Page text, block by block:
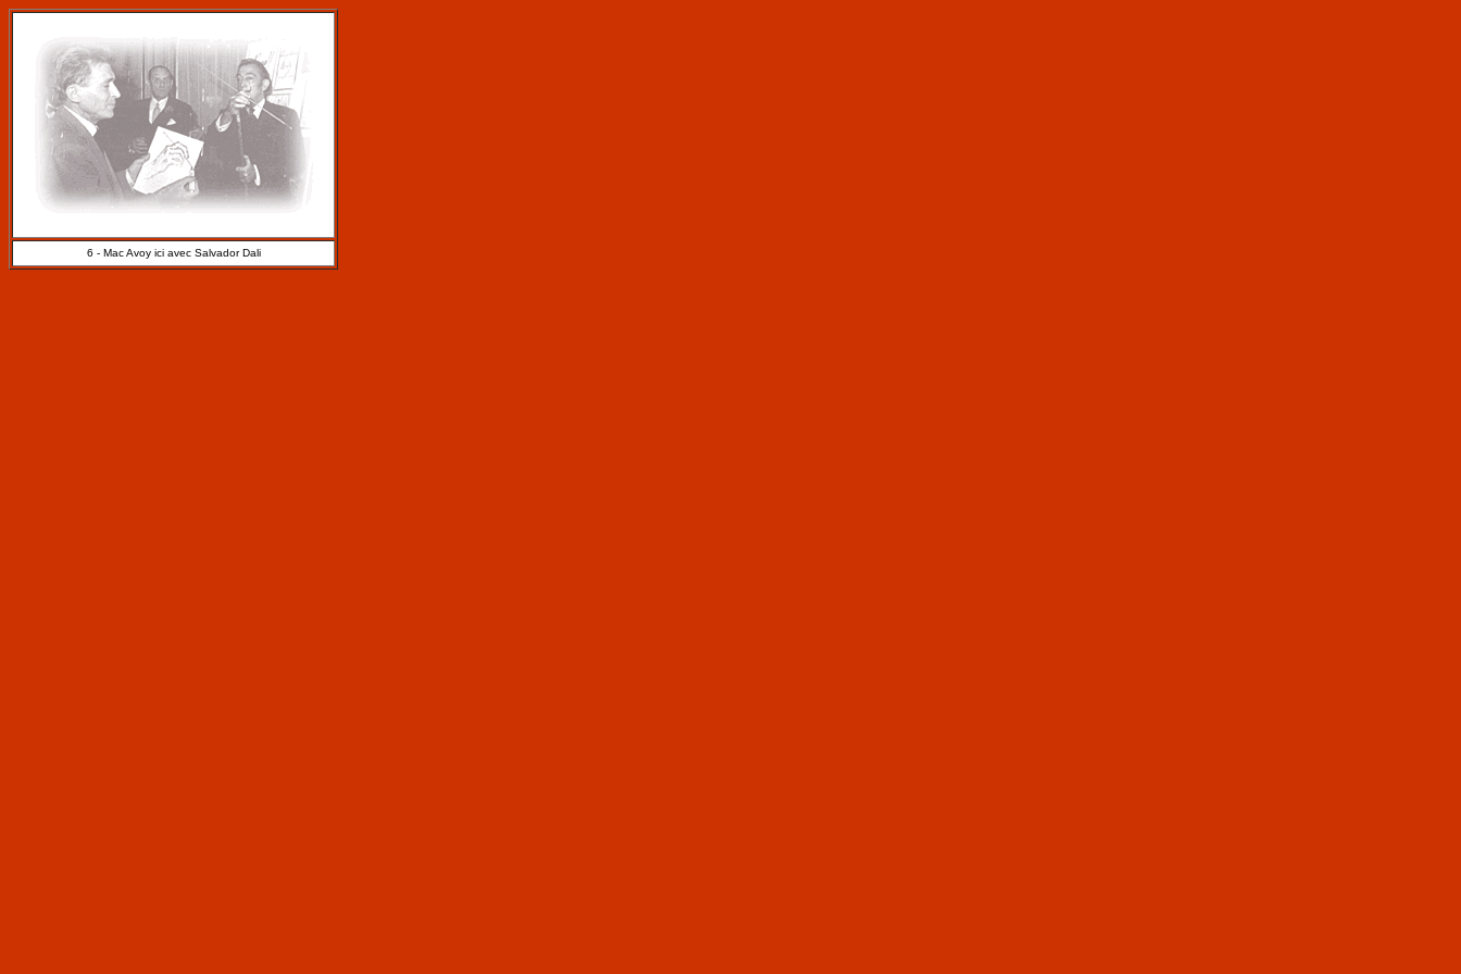
6 - Mac Avoy ici avec Salvador Dali